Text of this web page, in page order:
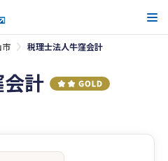
市 税理士法人牛窪会計
計